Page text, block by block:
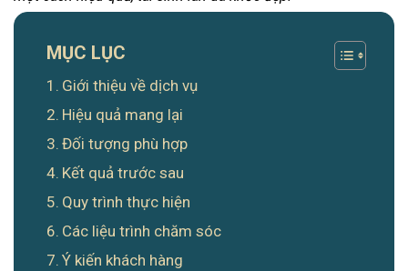
MỤC LỤC
Giới thiệu về dịch vụ
Hiệu quả mang lại
Đối tượng phù hợp
Kết quả trước sau
Quy trình thực hiện
Các liệu trình chăm sóc
Ý kiến khách hàng